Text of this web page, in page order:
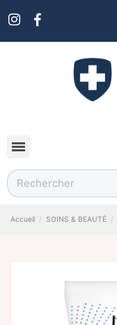
Accueil SOINS & BEAUTÉ